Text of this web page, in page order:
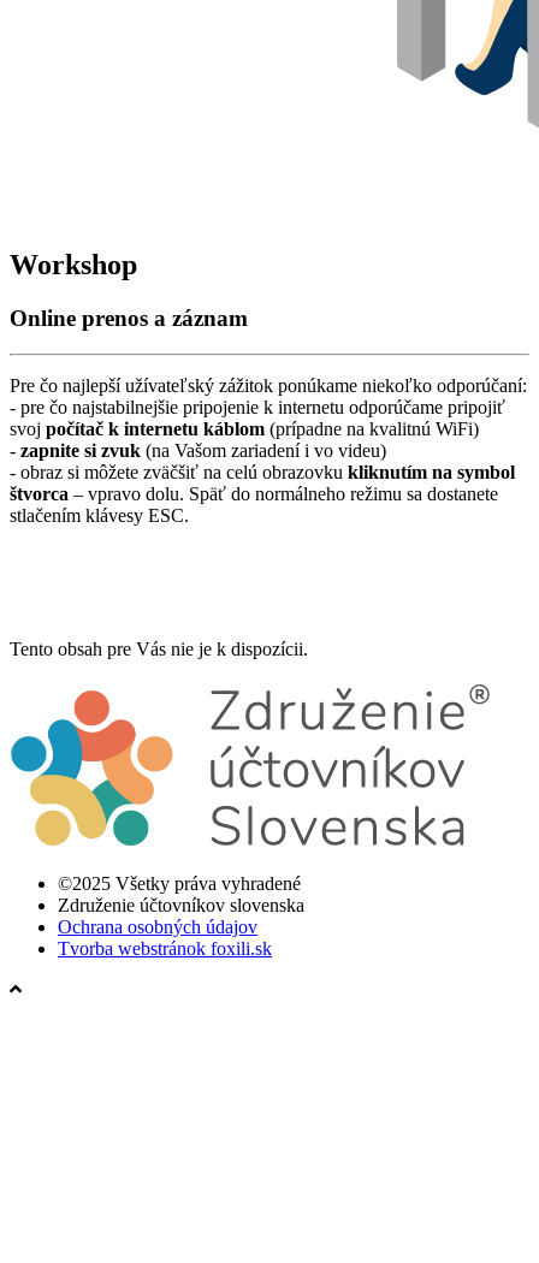
Workshop
Online prenos a záznam
Pre čo najlepší užívateľský zážitok ponúkame niekoľko odporúčaní:
- pre čo najstabilnejšie pripojenie k internetu odporúčame pripojiť
svoj počítač k internetu káblom (prípadne na kvalitnú WiFi)
- zapnite si zvuk (na Vašom zariadení i vo videu)
- obraz si môžete zväčšiť na celú obrazovku kliknutím na symbol
štvorca – vpravo dolu. Späť do normálneho režimu sa dostanete
stlačením klávesy ESC.
Tento obsah pre Vás nie je k dispozícii.
©2025 Všetky práva vyhradené
Združenie účtovníkov slovenska
Ochrana osobných údajov
Tvorba webstránok foxili.sk